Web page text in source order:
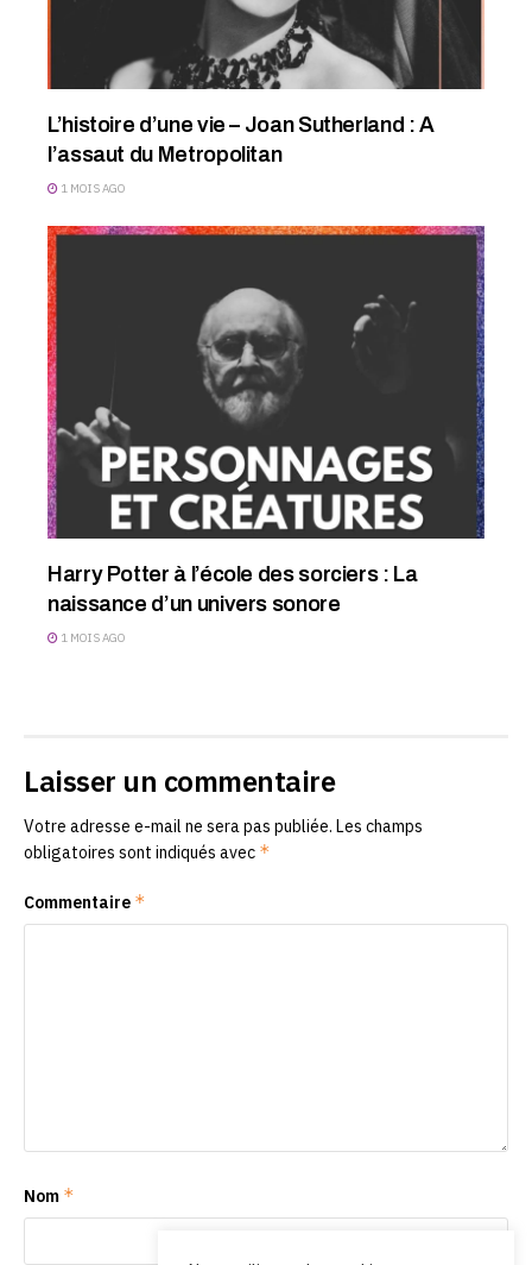
L’histoire d’une vie – Joan Sutherland : A
l’assaut du Metropolitan
1 MOIS AGO
Harry Potter à l’école des sorciers : La
naissance d’un univers sonore
1 MOIS AGO
Laisser un commentaire
Votre adresse e-mail ne sera pas publiée. Les champs
obligatoires sont indiqués avec *
Commentaire *
Nom *